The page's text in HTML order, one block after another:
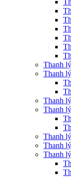
Thanh
Thanh
Thanh
Thanh
Thanh
Thanh
Thanh